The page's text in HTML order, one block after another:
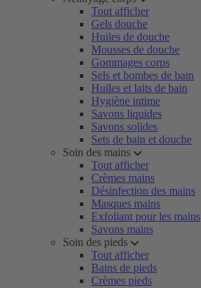
Tout afficher
Gels douche
Huiles de douche
Mousses de douche
Gommages corps
Sels et bombes de bain
Huiles et laits de bain
Hygiène intime
Savons liquides
Savons solides
Sets de bain et douche
Soin des mains
Tout afficher
Crèmes mains
Désinfection des mains
Masques mains
Exfoliant pour les mains
Savons mains
Soin des pieds
Tout afficher
Bains de pieds
Crèmes pieds